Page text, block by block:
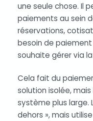
une seule chose. Il
paiements au sein
réservations,
besoin de
souhaite gérer via
Cela fait du
solution isolée,
système plus large.
dehors », mais